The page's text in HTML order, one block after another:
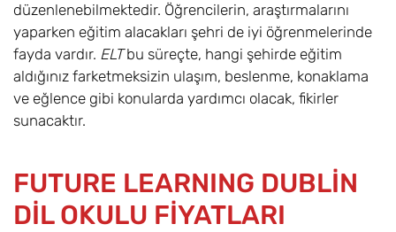
düzenlenebilmektedir. Öğrencilerin, araştırmalarını
yaparken eğitim alacakları şehri de iyi öğrenmelerinde
fayda vardır. ELTbu süreçte, hangi şehirde eğitim
aldığınız farketmeksizin ulaşım, beslenme, konaklama
ve eğlence gibi konularda yardımcı olacak, fikirler
sunacaktır.
FUTURE LEARNING DUBLİN
DİL OKULU FİYATLARI